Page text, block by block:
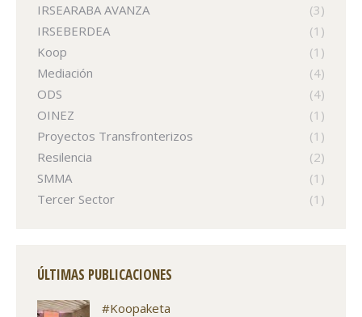
IRSEARABA AVANZA
(3)
IRSEBERDEA
(1)
Koop
(1)
Mediación
(4)
ODS
(4)
OINEZ
(1)
Proyectos Transfronterizos
(1)
Resilencia
(2)
SMMA
(1)
Tercer Sector
(1)
ÚLTIMAS PUBLICACIONES
#Koopaketa